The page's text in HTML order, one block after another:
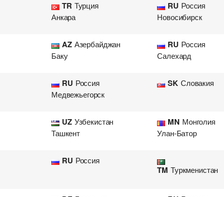
TR Турция
Анкара
RU Россия
Новосибирск
AZ Азербайджан
Баку
RU Россия
Салехард
RU Россия
Медвежьегорск
SK Словакия
UZ Узбекистан
Ташкент
MN Монголия
Улан-Батор
RU Россия
TM Туркменистан